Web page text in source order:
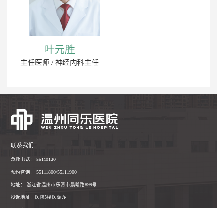
叶元胜
主任医师 / 神经内科主任
联系我们
急救电话： 55110120
预约咨询： 55111800/55111900
地址： 浙江省温州市乐清市晨曦路899号
投诉地址：医院5楼医调办